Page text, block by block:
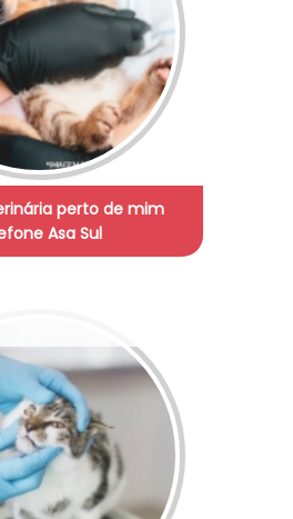
perto de mim
Asa Sul